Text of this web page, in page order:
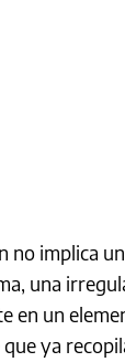
no implica
una
en un
ya